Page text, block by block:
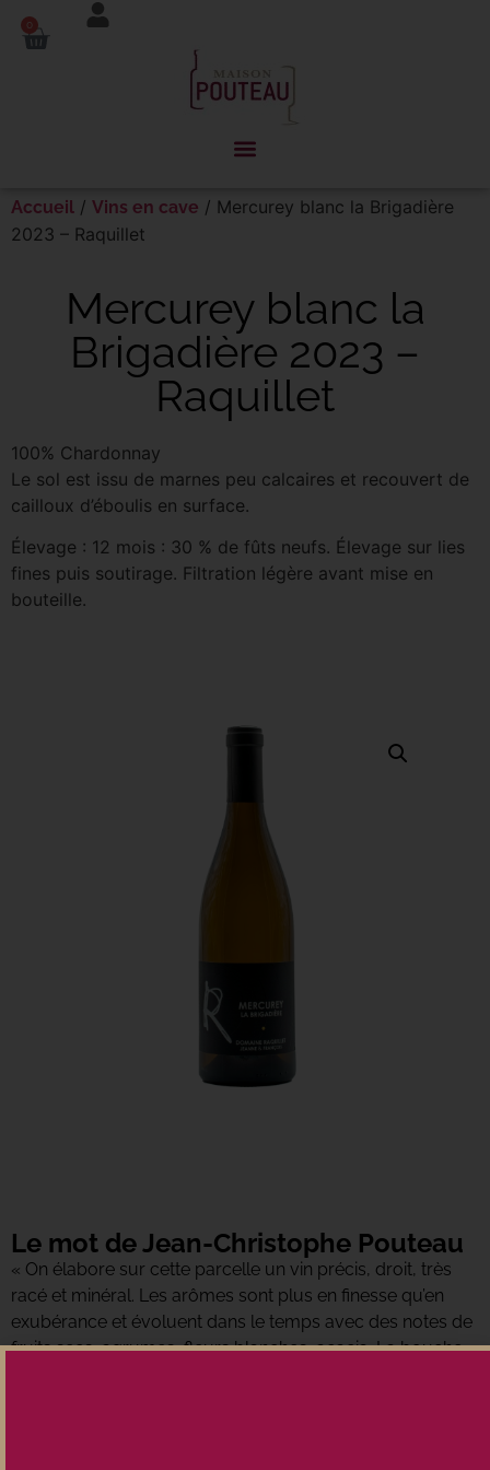
0
Accueil / Vins en cave / Mercurey blanc la Brigadière
2023 – Raquillet
Mercurey blanc la
Brigadière 2023 –
Raquillet
100% Chardonnay
Le sol est issu de marnes peu calcaires et recouvert de
cailloux d’éboulis en surface.
Élevage : 12 mois : 30 % de fûts neufs. Élevage sur lies
fines puis soutirage. Filtration légère avant mise en
bouteille.
Le mot de Jean-Christophe Pouteau
« On élabore sur cette parcelle un vin précis, droit, très
racé et minéral. Les arômes sont plus en finesse qu’en
exubérance et évoluent dans le temps avec des notes de
fruits secs, agrumes, fleurs blanches, acacia. La bouche
Panneau de gestion des cookies